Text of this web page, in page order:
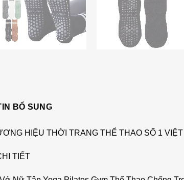
BỔ SUNG
HIỆU THỜI TRANG THỂ THAO SỐ 1 VIỆT
TIẾT